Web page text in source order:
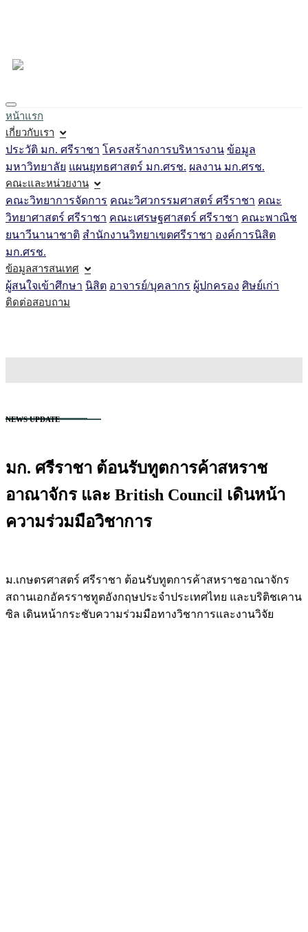
หน้าแรก
เกี่ยวกับเรา
ประวัติ มก. ศรีราชา โครงสร้างการบริหารงาน ข้อมูล
มหาวิทยาลัย แผนยุทธศาสตร์ มก.ศรช. ผลงาน มก.ศรช.
คณะและหน่วยงาน
คณะวิทยาการจัดการ คณะวิศวกรรมศาสตร์ ศรีราชา คณะ
วิทยาศาสตร์ ศรีราชา คณะเศรษฐศาสตร์ ศรีราชา คณะพาณิช
ยนาวีนานาชาติ สำนักงานวิทยาเขตศรีราชา องค์การนิสิต
มก.ศรช.
ข้อมูลสารสนเทศ
ผู้สนใจเข้าศึกษา นิสิต อาจารย์/บุคลากร ผู้ปกครอง ศิษย์เก่า
ติดต่อสอบถาม
NEWS UPDATE
มก. ศรีราชา ต้อนรับทูตการค้าสหราช
อาณาจักร และ British Council เดินหน้า
ความร่วมมือวิชาการ
ม.เกษตรศาสตร์ ศรีราชา ต้อนรับทูตการค้าสหราชอาณาจักร
สถานเอกอัครราชทูตอังกฤษประจำประเทศไทย และบริติชเคาน
ซิล เดินหน้ากระชับความร่วมมือทางวิชาการและงานวิจัย